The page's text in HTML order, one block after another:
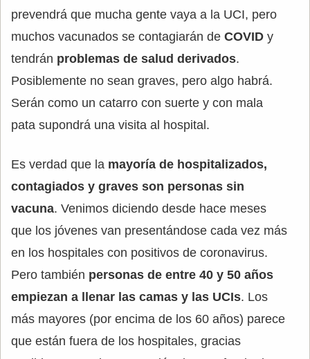
prevendrá que mucha gente vaya a la UCI, pero
muchos vacunados se contagiarán de COVID y
tendrán problemas de salud derivados.
Posiblemente no sean graves, pero algo habrá.
Serán como un catarro con suerte y con mala
pata supondrá una visita al hospital.
Es verdad que la mayoría de hospitalizados,
contagiados y graves son personas sin
vacuna. Venimos diciendo desde hace meses
que los jóvenes van presentándose cada vez más
en los hospitales con positivos de coronavirus.
Pero también personas de entre 40 y 50 años
empiezan a llenar las camas y las UCIs. Los
más mayores (por encima de los 60 años) parece
que están fuera de los hospitales, gracias